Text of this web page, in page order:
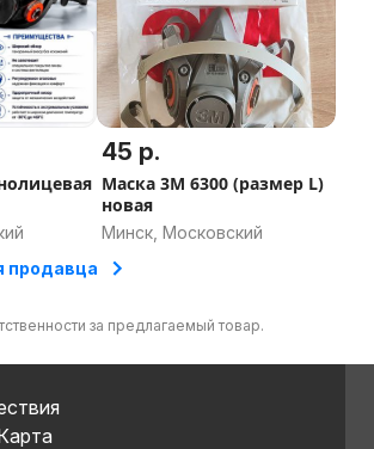
45 р.
Маска 3М 6300 (размер L)
новая
Минск, Московский
продавца
за предлагаемый товар.